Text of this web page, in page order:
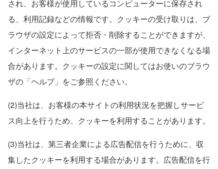
され、お客様が使用しているコンピューターに保存され
る、利用記録などの情報です。クッキーの受け取りは、ブ
ラウザの設定によって拒否・削除することができますが、
インターネット上のサービスの一部が使用できなくなる場
合があります。クッキーの設定に関してはお使いのブラウ
ザの「ヘルプ」をご参照ください。
(2)当社は、お客様の本サイトの利用状況を把握しサービ
ス向上を行うため、クッキーを利用することがあります。
(3)当社は、第三者企業による広告配信を行うために、収
集したクッキーを利用する場合があります。広告配信を行